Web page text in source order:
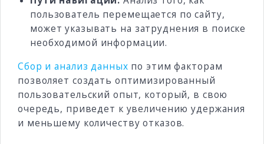
пользователь перемещается по сайту,
может указывать на затруднения в поиске
необходимой информации.
Сбор и анализ данных по этим факторам
позволяет создать оптимизированный
пользовательский опыт, который, в свою
очередь, приведет к увеличению удержания
и меньшему количеству отказов.